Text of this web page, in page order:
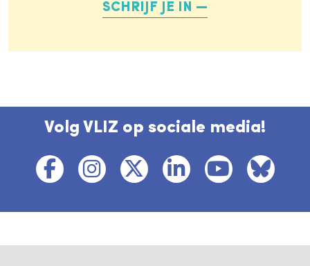
SCHRIJF JE IN
Volg VLIZ op sociale media!